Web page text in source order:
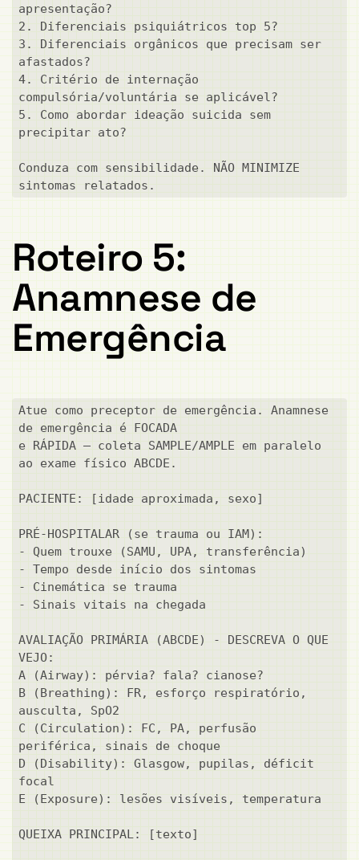
apresentação?
2. Diferenciais psiquiátricos top 5?
3. Diferenciais orgânicos que precisam ser
afastados?
4. Critério de internação
compulsória/voluntária se aplicável?
5. Como abordar ideação suicida sem
precipitar ato?
Conduza com sensibilidade. NÃO MINIMIZE
sintomas relatados.
Roteiro 5:
Anamnese de
Emergência
Atue como preceptor de emergência. Anamnese
de emergência é FOCADA
e RÁPIDA — coleta SAMPLE/AMPLE em paralelo
ao exame físico ABCDE.
PACIENTE: [idade aproximada, sexo]
PRÉ-HOSPITALAR (se trauma ou IAM):
- Quem trouxe (SAMU, UPA, transferência)
- Tempo desde início dos sintomas
- Cinemática se trauma
- Sinais vitais na chegada
AVALIAÇÃO PRIMÁRIA (ABCDE) - DESCREVA O QUE
VEJO:
A (Airway): pérvia? fala? cianose?
B (Breathing): FR, esforço respiratório,
ausculta, SpO2
C (Circulation): FC, PA, perfusão
periférica, sinais de choque
D (Disability): Glasgow, pupilas, déficit
focal
E (Exposure): lesões visíveis, temperatura
QUEIXA PRINCIPAL: [texto]